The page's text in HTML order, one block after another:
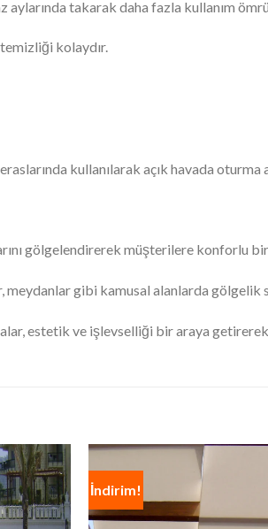
aylarında takarak daha fazla kullanım
kolaydır.
kullanılarak açık havada oturma
gölgelendirerek müşterilere konforlu
meydanlar gibi kamusal alanlarda gölgelik
estetik ve işlevselliği bir araya getirerek
İndirim!